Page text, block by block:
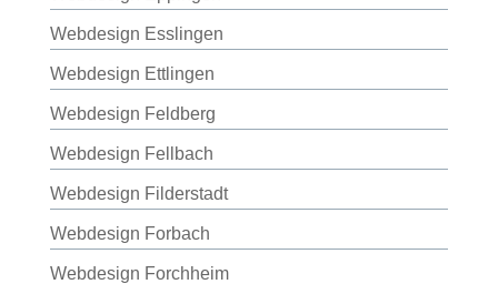
Webdesign Esslingen
Webdesign Ettlingen
Webdesign Feldberg
Webdesign Fellbach
Webdesign Filderstadt
Webdesign Forbach
Webdesign Forchheim